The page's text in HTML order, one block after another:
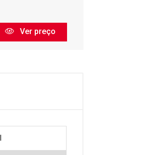
Ver preço